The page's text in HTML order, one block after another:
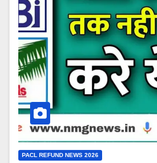
PACL REFUND NEWS 2026